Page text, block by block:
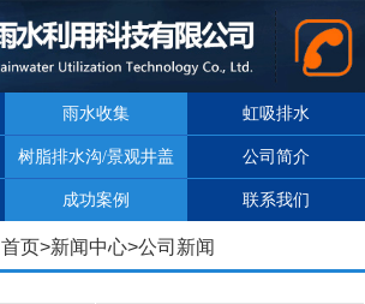
雨水收集 虹吸排水
树脂排水沟/景观井盖 公司简介
成功案例 联系我们
首页>新闻中心>公司新闻